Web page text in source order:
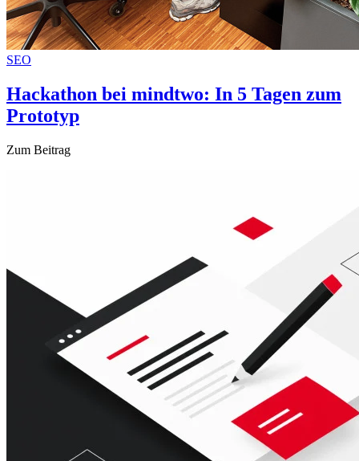
SEO
Hackathon bei mindtwo: In 5 Tagen zum
Prototyp
Zum Beitrag